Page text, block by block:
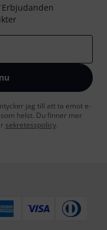
Erbjudanden
jag till att ta emot e-
helst. Du finner mer
sekretesspolicy.